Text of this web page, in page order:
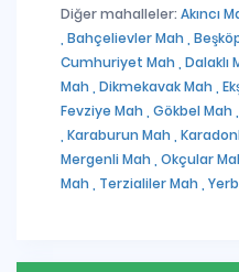
Diğer mahalleler: Akıncı
Bahçelievler Mah ,
Cumhuriyet Mah , Dalaklı
Mah , Dikmekavak Mah ,
Fevziye Mah , Gökbel Mah ,
Karaburun Mah ,
Mergenli Mah , Okçular
Mah , Terzialiler Mah ,